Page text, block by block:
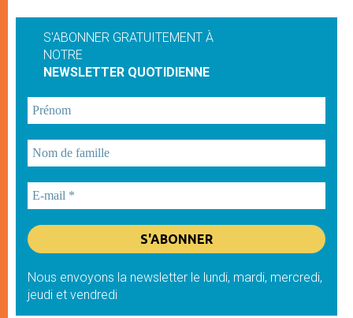
S'ABONNER GRATUITEMENT À
NOTRE
NEWSLETTER QUOTIDIENNE
Nous envoyons la newsletter le lundi, mardi, mercredi,
jeudi et vendredi